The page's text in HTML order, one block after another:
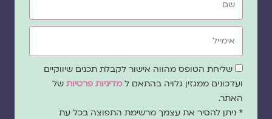
אימייל
שדה
הסכמה
שליחת הטופס מהווה אישור לקבלת תכנים שיווקיים
ועדכונים ממגזין גלויה בהתאם למדיניות פרטיות של
האתר.
* ניתן להסיר את עצמך מרשימת התפוצה בכל עת